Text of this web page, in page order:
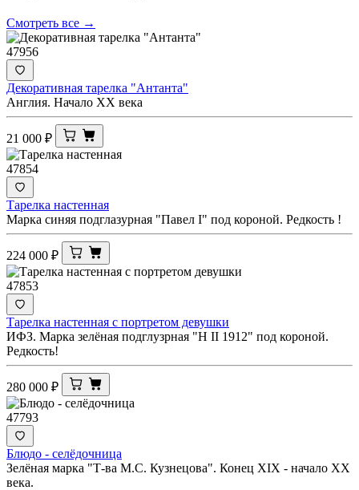
Смотреть все →
47956
Декоративная тарелка "Антанта"
Англия. Начало ХХ века
21 000 ₽
47854
Тарелка настенная
Марка синяя подглазурная "Павел I" под короной. Редкость !
224 000 ₽
47853
Тарелка настенная с портретом девушки
ИФЗ. Марка зелёная подглузрная "Н II 1912" под короной.
Редкость!
280 000 ₽
47793
Блюдо - селёдочница
Зелёная марка "Т-ва М.С. Кузнецова". Конец XIX - начало ХХ
века.